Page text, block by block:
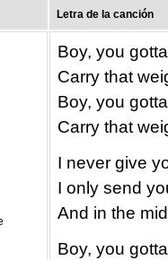
Letra de la canción
Boy, you
Carry that
Boy, you
Carry that
I never give
I only send
And in the
Boy, you